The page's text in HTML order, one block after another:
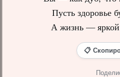
Пусть здоровье
А жизнь — яркой
📋